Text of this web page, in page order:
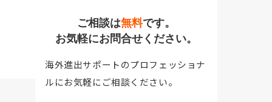
ご相談は無料です。
お気軽にお問合せください。
海外進出サポートのプロフェッショナ
ルにお気軽にご相談ください。